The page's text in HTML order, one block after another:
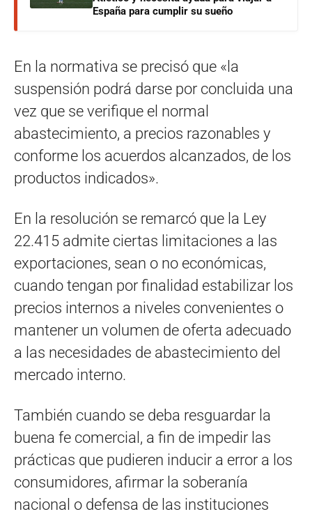
España para cumplir su sueño
En la normativa se precisó que «la
suspensión podrá darse por concluida una
vez que se verifique el normal
abastecimiento, a precios razonables y
conforme los acuerdos alcanzados, de los
productos indicados».
En la resolución se remarcó que la Ley
22.415 admite ciertas limitaciones a las
exportaciones, sean o no económicas,
cuando tengan por finalidad estabilizar los
precios internos a niveles convenientes o
mantener un volumen de oferta adecuado
a las necesidades de abastecimiento del
mercado interno.
También cuando se deba resguardar la
buena fe comercial, a fin de impedir las
prácticas que pudieren inducir a error a los
consumidores, afirmar la soberanía
nacional o defensa de las instituciones